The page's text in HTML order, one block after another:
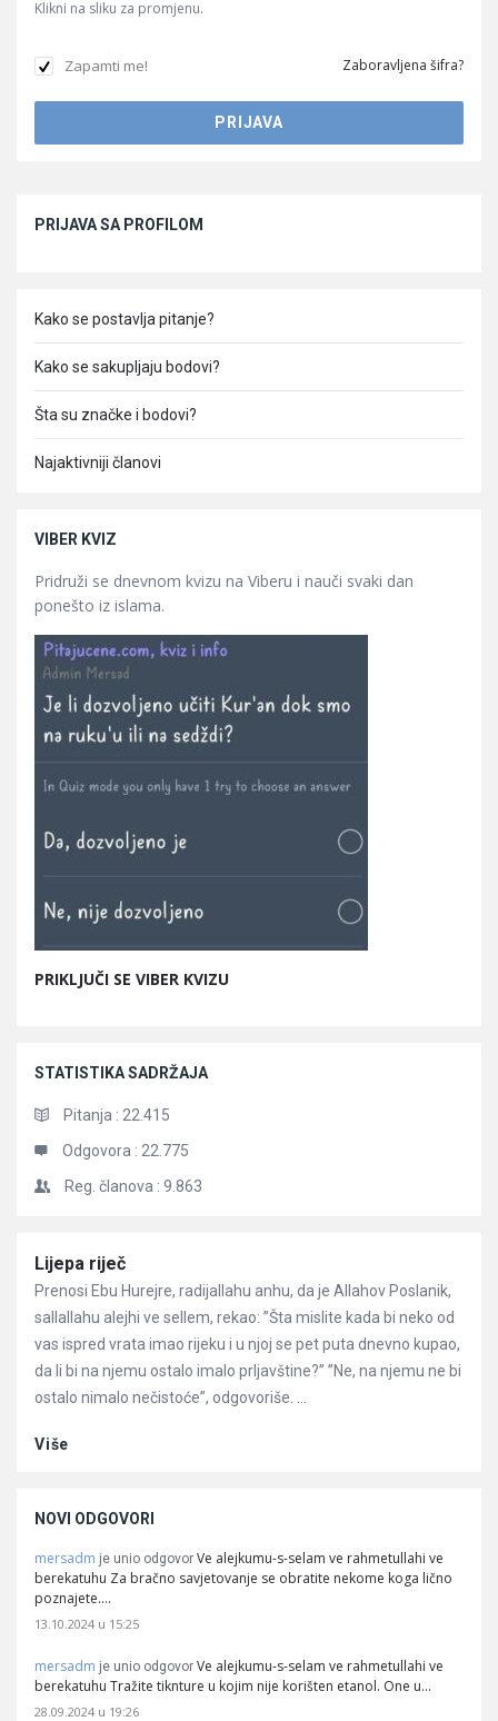
Klikni na sliku za promjenu.
Zapamti me! Zaboravljena šifra?
PRIJAVA SA PROFILOM
Kako se postavlja pitanje?
Kako se sakupljaju bodovi?
Šta su značke i bodovi?
Najaktivniji članovi
VIBER KVIZ
Pridruži se dnevnom kvizu na Viberu i nauči svaki dan
ponešto iz islama.
PRIKLJUČI SE VIBER KVIZU
STATISTIKA SADRŽAJA
Pitanja : 22.415
Odgovora : 22.775
Reg. članova : 9.863
Članci
Lijepa riječ
Prenosi Ebu Hurejre, radijallahu anhu, da je Allahov Poslanik,
sallallahu alejhi ve sellem, rekao: ”Šta mislite kada bi neko od
vas ispred vrata imao rijeku i u njoj se pet puta dnevno kupao,
da li bi na njemu ostalo imalo prljavštine?” ”Ne, na njemu ne bi
ostalo nimalo nečistoće”, odgovoriše. ...
Više
NOVI ODGOVORI
mersadm je unio odgovor Ve alejkumu-s-selam ve rahmetullahi ve
berekatuhu Za bračno savjetovanje se obratite nekome koga lično
poznajete.…
13.10.2024 u 15:25
mersadm je unio odgovor Ve alejkumu-s-selam ve rahmetullahi ve
berekatuhu Tražite tiknture u kojim nije korišten etanol. One u…
28.09.2024 u 19:26